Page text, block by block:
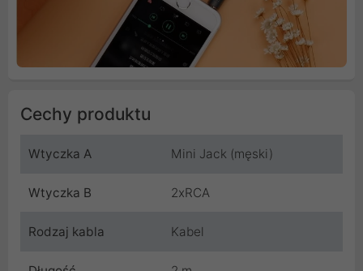
Cechy produktu
Wtyczka A Mini Jack (męski)
Wtyczka B 2xRCA
Rodzaj kabla Kabel